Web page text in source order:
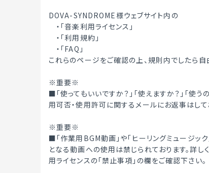
DOVA-SYNDROME様ウェブサイト内の
・「音楽利用ライセンス」
・「利用規約」
・「FAQ」
これらのページをご確認の上、規則内でしたら自
※重要※
■「使ってもいいですか？」「使えますか？」「使
用可否・使用許可に関するメールにお返事はして
※重要※
■「作業用BGM動画」や「ヒーリングミュージック
となる動画への使用は禁じられております。詳
用ライセンスの「禁止事項」の欄をご確認下さい。